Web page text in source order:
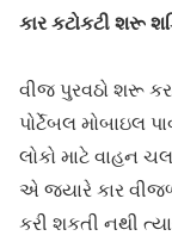
કાર કટોકટી શરૂ
વીજ પુરવઠો શરૂ
પોર્ટેબલ મોબાઇલ
લોકો માટે વાહન
એ જ્યારે કાર
કરી શકતી નથી